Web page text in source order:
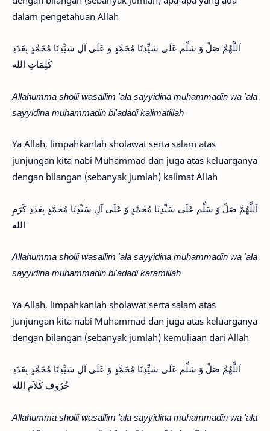
dalam pengetahuan Allah
اَللَّهُمَّ صَلِّ وَ سَلِّم عَلَى سَيِّدِنَا مُحَمَّدٍ و عَلَى آلِ سَيِّدِنَا مُحَمَّدٍ بِعَدَدِ
كَلِمَاتِ الله
Allahumma sholli wasallim 'ala sayyidina muhammadin wa 'ala
sayyidina muhammadin bi'adadi kalimatillah
Ya Allah, limpahkanlah sholawat serta salam atas
junjungan kita nabi Muhammad dan juga atas keluarganya
dengan bilangan (sebanyak jumlah) kalimat Allah
اَللَّهُمَّ صَلِّ وَ سَلِّم عَلَى سَيِّدِنَا مُحَمَّدٍ وَ عَلَى آلِ سَيِّدِنَا مُحَمَّدٍ بِعَدَدِ كَرَمِ
الله
Allahumma sholli wasallim 'ala sayyidina muhammadin wa 'ala
sayyidina muhammadin bi'adadi karamillah
Ya Allah, limpahkanlah sholawat serta salam atas
junjungan kita nabi Muhammad dan juga atas keluarganya
dengan bilangan (sebanyak jumlah) kemuliaan dari Allah
اَللَّهُمَّ صَلِّ وَ سَلِّم عَلَى سَيِّدِنَا مُحَمَّدٍ وَ عَلَى آلِ سَيِّدِنَا مُحَمَّدٍ بِعَدَدِ
حُرُوفِ كَلاَمِ الله
Allahumma sholli wasallim 'ala sayyidina muhammadin wa 'ala